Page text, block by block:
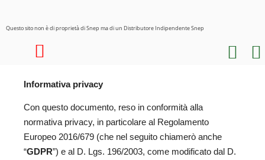
Questo sito non è di proprietà di Snep ma di un Distributore Indipendente Snep
Informativa privacy
Con questo documento, reso in conformità alla
normativa privacy, in particolare al Regolamento
Europeo 2016/679 (che nel seguito chiamerò anche
“GDPR”) e al D. Lgs. 196/2003, come modificato dal D.